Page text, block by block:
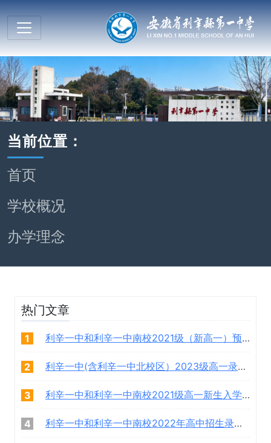
当前位置：
首页
学校概况
办学理念
热门文章
1 利辛一中和利辛一中南校2021级（新高一）预录取学生名单
2 利辛一中(含利辛一中北校区）2023级高一录取学生名单
3 利辛一中和利辛一中南校2021级高一新生入学须知
4 利辛一中和利辛一中南校2022年高中招生录取名单